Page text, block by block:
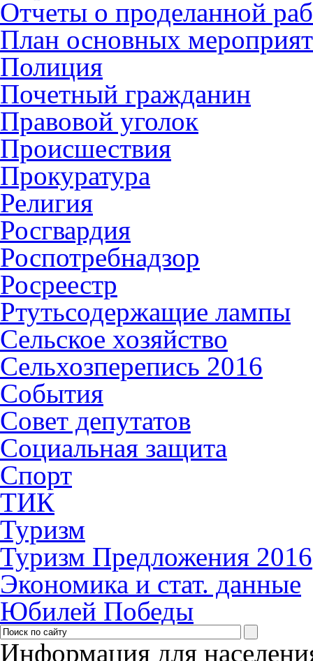
Отчеты о проделанной
План основных
Полиция
Почетный гражданин
Правовой уголок
Происшествия
Прокуратура
Религия
Росгвардия
Роспотребнадзор
Росреестр
Ртутьсодержащие лампы
Сельское хозяйство
Сельхозперепись 2016
События
Совет депутатов
Социальная защита
Спорт
ТИК
Туризм
Туризм Предложения 2016
Экономика и стат. данные
Юбилей Победы
Информация для